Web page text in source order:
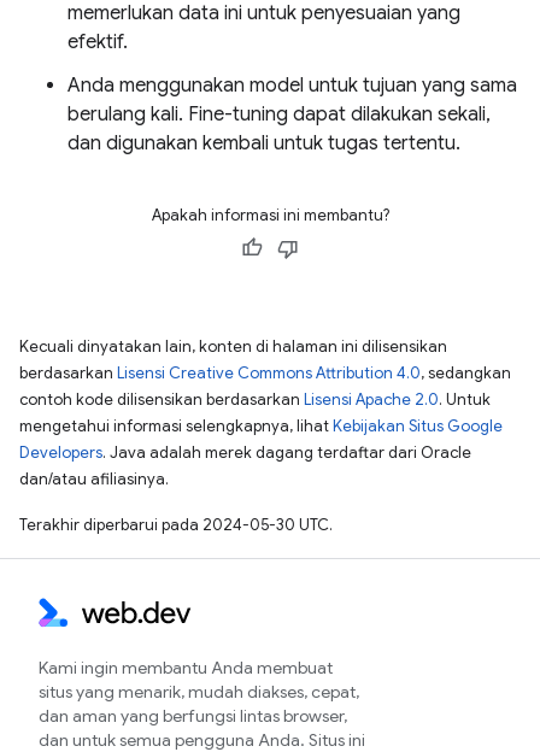
memerlukan data ini untuk penyesuaian yang
efektif.
Anda menggunakan model untuk tujuan yang sama
berulang kali. Fine-tuning dapat dilakukan sekali,
dan digunakan kembali untuk tugas tertentu.
Apakah informasi ini membantu?
Kecuali dinyatakan lain, konten di halaman ini dilisensikan
berdasarkan Lisensi Creative Commons Attribution 4.0, sedangkan
contoh kode dilisensikan berdasarkan Lisensi Apache 2.0. Untuk
mengetahui informasi selengkapnya, lihatKebijakan Situs Google
Developers. Java adalah merek dagang terdaftar dari Oracle
dan/atau afiliasinya.
Terakhir diperbarui pada 2024-05-30 UTC.
Kami ingin membantu Anda membuat
situs yang menarik, mudah diakses, cepat,
dan aman yang berfungsi lintas browser,
dan untuk semua pengguna Anda. Situs ini